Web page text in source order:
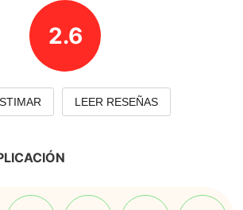
2.6
LEER RESEÑAS